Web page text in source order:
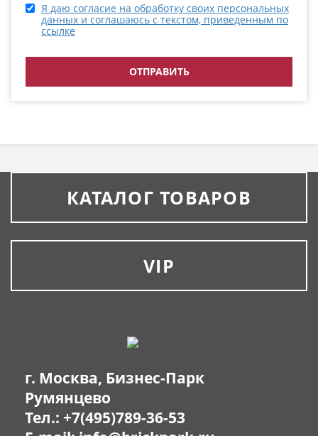
Я даю согласие на обработку своих персональных
данных и соглашаюсь с текстом, приведенным по
ссылке
КАТАЛОГ ТОВАРОВ
VIP
г. Москва, Бизнес-Парк
Румянцево
Тел.: +7(495)789-36-53